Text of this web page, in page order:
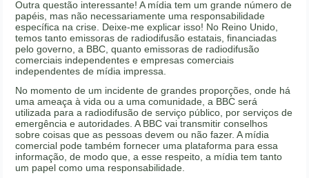
Outra questão interessante! A mídia tem um grande número de
papéis, mas não necessariamente uma responsabilidade
específica na crise. Deixe-me explicar isso! No Reino Unido,
temos tanto emissoras de radiodifusão estatais, financiadas
pelo governo, a BBC, quanto emissoras de radiodifusão
comerciais independentes e empresas comerciais
independentes de mídia impressa.
No momento de um incidente de grandes proporções, onde há
uma ameaça à vida ou a uma comunidade, a BBC será
utilizada para a radiodifusão de serviço público, por serviços de
emergência e autoridades. A BBC vai transmitir conselhos
sobre coisas que as pessoas devem ou não fazer. A mídia
comercial pode também fornecer uma plataforma para essa
informação, de modo que, a esse respeito, a mídia tem tanto
um papel como uma responsabilidade.